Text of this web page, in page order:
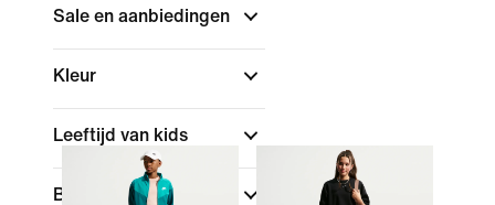
Sale en aanbiedingen
Kleur
Leeftijd van kids
Beschikbare maten